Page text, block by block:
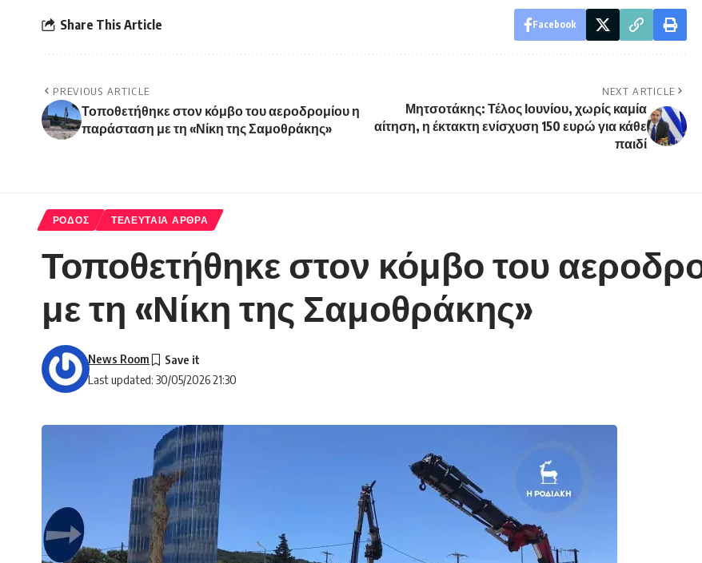
Share This Article Facebook
PREVIOUS ARTICLE
Τοποθετήθηκε στον κόμβο του αεροδρομίου η
παράσταση με τη «Νίκη της Σαμοθράκης»
NEXT ARTICLE
Μητσοτάκης: Τέλος Ιουνίου, χωρίς καμία
αίτηση, η έκτακτη ενίσχυση 150 ευρώ για κάθε
παιδί
ΡΟΔΟΣ ΤΕΛΕΥΤΑΙΑ ΑΡΘΡΑ
Τοποθετήθηκε στον κόμβο του
με τη «Νίκη της Σαμοθράκης»
Last updated: 30/05/2026 21:30
News Room